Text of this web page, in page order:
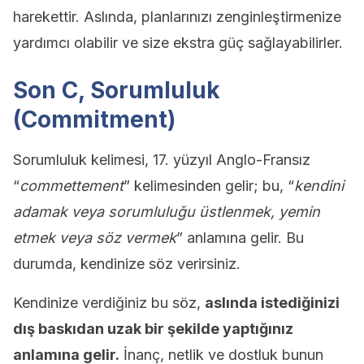
harekettir. Aslında, planlarınızı zenginleştirmenize
yardımcı olabilir ve size ekstra güç sağlayabilirler.
Son C, Sorumluluk
(Commitment)
Sorumluluk kelimesi, 17. yüzyıl Anglo-Fransız
“commettement” kelimesinden gelir; bu, “kendini
adamak veya sorumluluğu üstlenmek, yemin
etmek veya söz vermek” anlamına gelir. Bu
durumda, kendinize söz verirsiniz.
Kendinize verdiğiniz bu söz, aslında istediğinizi
dış baskıdan uzak bir şekilde yaptığınız
anlamına gelir. İnanç, netlik ve dostluk bunun